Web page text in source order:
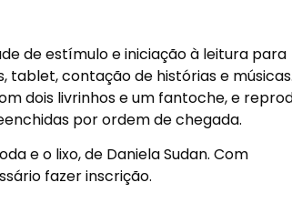
de estímulo e iniciação à leitura para
tablet, contação de histórias e
dois livrinhos e um fantoche, e
por ordem de chegada.
e o lixo, de Daniela Sudan. Com
fazer inscrição.